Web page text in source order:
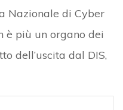
Nazionale di Cyber
è più un organo dei
dell’uscita dal DIS,